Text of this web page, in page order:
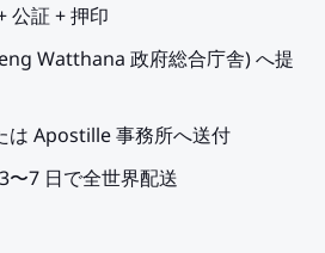
公証 + 押印
Watthana 政府総合庁舎) へ提
は Apostille 事務所へ送付
〜7 日で全世界配送